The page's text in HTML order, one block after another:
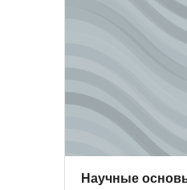
Course image
Course name
Научные